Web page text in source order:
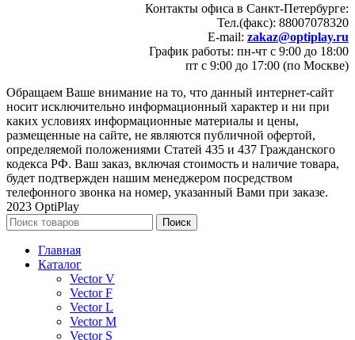
Контакты офиса в Санкт-Петербурге:
Тел.(факс): 88007078320
E-mail: zakaz@optiplay.ru
График работы: пн-чт с 9:00 до 18:00
пт с 9:00 до 17:00 (по Москве)
Обращаем Ваше внимание на то, что данный интернет-сайт
носит исключительно информационный характер и ни при
каких условиях информационные материалы и цены,
размещенные на сайте, не являются публичной офертой,
определяемой положениями Статей 435 и 437 Гражданского
кодекса РФ. Ваш заказ, включая стоимость и наличие товара,
будет подтвержден нашим менеджером посредством
телефонного звонка на номер, указанный Вами при заказе.
2023 OptiPlay
Поиск
Главная
Каталог
Vector V
Vector F
Vector L
Vector M
Vector S